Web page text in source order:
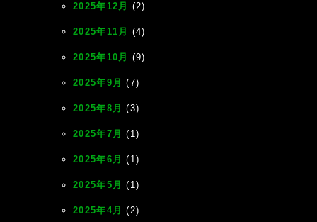
2025年12月 (2)
2025年11月 (4)
2025年10月 (9)
2025年9月 (7)
2025年8月 (3)
2025年7月 (1)
2025年6月 (1)
2025年5月 (1)
2025年4月 (2)